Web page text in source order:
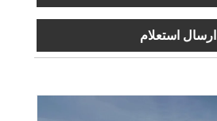
ارسال استعلام